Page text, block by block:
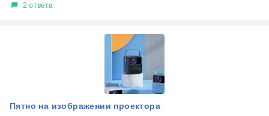
2 ответа
Пятно на изображении проектора